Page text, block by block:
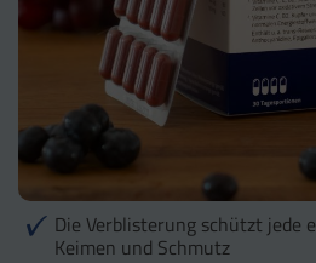
Die Verblisterung schützt jede
Keimen und Schmutz